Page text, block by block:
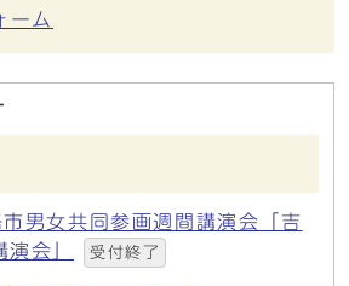
ーム
男女共同参画週間講演会「吉
会」
受付終了